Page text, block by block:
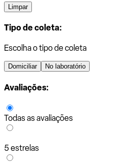
Limpar
Tipo de coleta:
Escolha o tipo de coleta
Domiciliar No laboratório
Avaliações:
Todas as avaliações
5 estrelas